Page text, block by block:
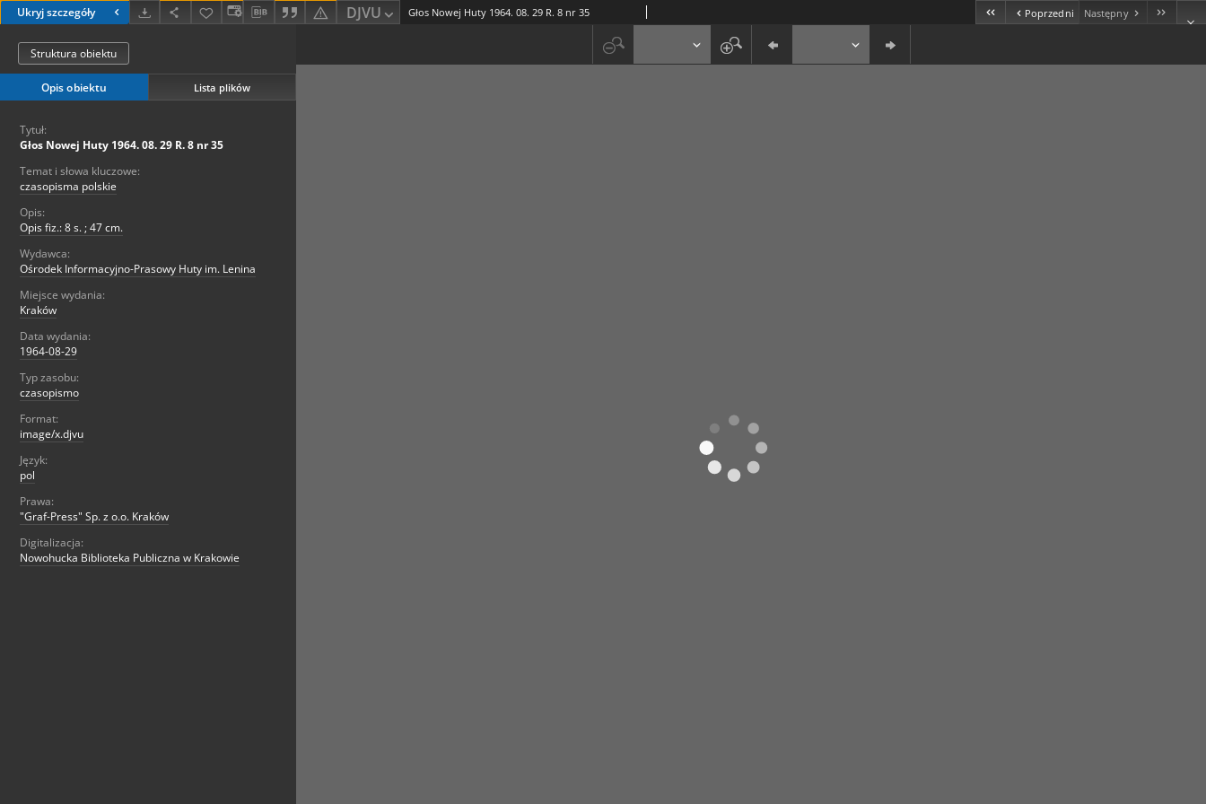
Ukryj szczegóły DJVU Głos Nowej Huty 1964. 08. 29 R. 8 nr 35 Poprzedni Następny
Struktura obiektu
Opis obiektu Lista plików
Tytuł:
Głos Nowej Huty 1964. 08. 29 R. 8 nr 35
Temat i słowa kluczowe:
czasopisma polskie
Opis:
Opis fiz.: 8 s. ; 47 cm.
Wydawca:
Ośrodek Informacyjno-Prasowy Huty im. Lenina
Miejsce wydania:
Kraków
Data wydania:
1964-08-29
Typ zasobu:
czasopismo
Format:
image/x.djvu
Język:
pol
Prawa:
"Graf-Press" Sp. z o.o. Kraków
Digitalizacja:
Nowohucka Biblioteka Publiczna w Krakowie